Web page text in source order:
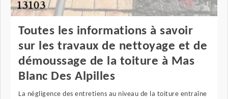
Toutes les informations à savoir
sur les travaux de nettoyage et de
démoussage de la toiture à Mas
Blanc Des Alpilles
La négligence des entretiens au niveau de la toiture entraîne